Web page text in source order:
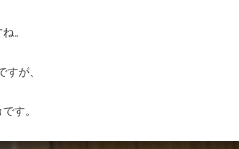
。
が、
す。